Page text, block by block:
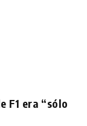
F1 era “sólo